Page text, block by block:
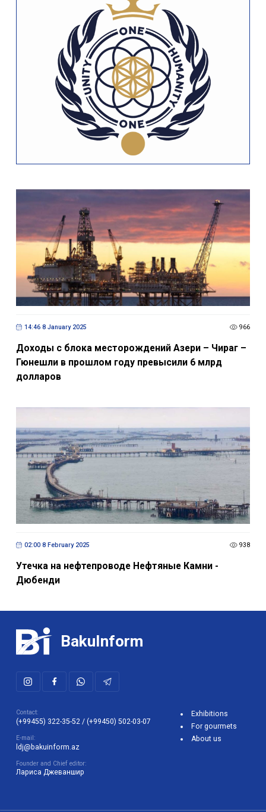
14:46 8 January 2025 966
Доходы с блока месторождений Азери – Чираг –
Гюнешли в прошлом году превысили 6 млрд
долларов
02:00 8 February 2025 938
Утечка на нефтепроводе Нефтяные Камни -
Дюбенди
BakuInform
Contact:
(+99455) 322-35-52/ (+99450) 502-03-07
E-mail:
ldj@bakuinform.az
Founder and Chief editor:
Лариса Джеваншир
Exhibitions
For gourmets
About us